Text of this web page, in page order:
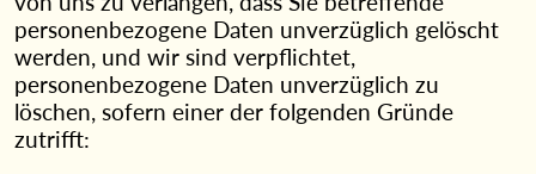
personenbezogene Daten unverzüglich gelöscht
werden, und wir sind verpflichtet,
personenbezogene Daten unverzüglich zu
löschen, sofern einer der folgenden Gründe
zutrifft: